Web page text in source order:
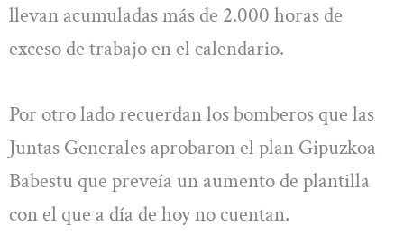
llevan acumuladas más de 2.000 horas de
exceso de trabajo en el calendario.
Por otro lado recuerdan los bomberos que las
Juntas Generales aprobaron el plan Gipuzkoa
Babestu que preveía un aumento de plantilla
con el que a día de hoy no cuentan.